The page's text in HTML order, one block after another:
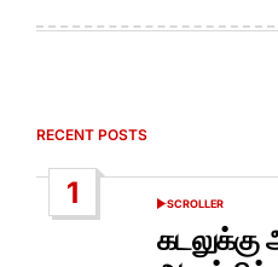
RECENT POSTS
1
POSTED
SCROLLER
கடலுக்கு